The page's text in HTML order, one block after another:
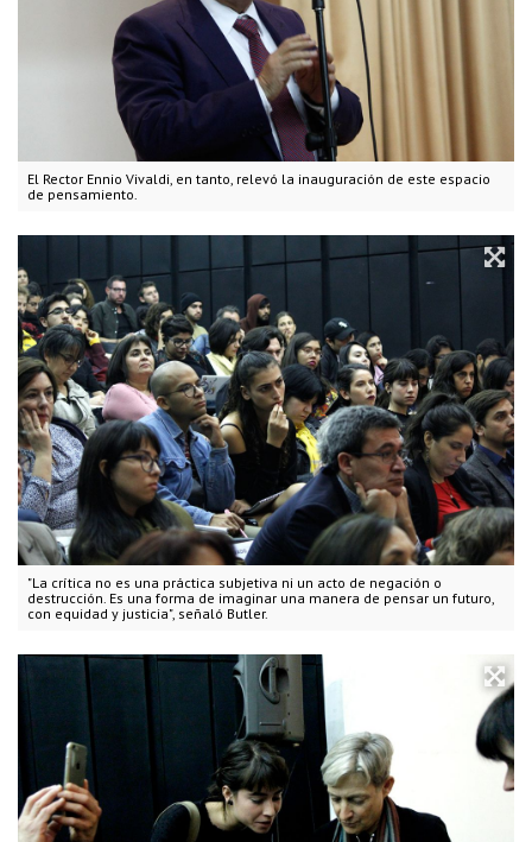
El Rector Ennio Vivaldi, en tanto, relevó la inauguración de este espacio
de pensamiento.
"La crítica no es una práctica subjetiva ni un acto de negación o
destrucción. Es una forma de imaginar una manera de pensar un futuro,
con equidad y justicia", señaló Butler.